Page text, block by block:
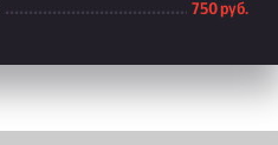
750 руб.